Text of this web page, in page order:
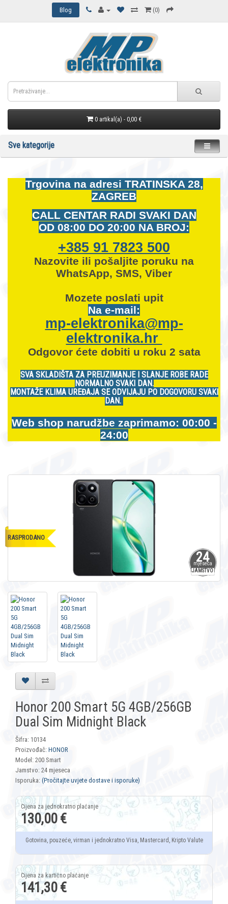
Blog (0)
0 artikal(a) - 0,00 €
Sve kategorije
Trgovina na adresi TRATINSKA 28,
ZAGREB
CALL CENTAR RADI SVAKI DAN
OD 08:00 DO 20:00 NA BROJ:
+385 91 7823 500
Nazovite ili pošaljite poruku na
WhatsApp, SMS, Viber
Mozete poslati upit
Na e-mail:
mp-elektronika@mp-
elektronika.hr
Odgovor ćete dobiti u roku 2 sata
SVA SKLADIŠTA ZA PREUZIMANJE I SLANJE ROBE RADE
NORMALNO SVAKI DAN.
MONTAŽE KLIMA UREĐAJA SE ODVIJAJU PO DOGOVORU SVAKI
DAN.
Web shop narudžbe zaprimamo: 00:00 -
24:00
24
mjeseca
JAMSTVO
RASPRODANO
Honor 200 Smart 5G 4GB/256GB
Dual Sim Midnight Black
Šifra: 10134
Proizvođač: HONOR
Model: 200 Smart
Jamstvo: 24 mjeseca
Isporuka: (Pročitajte uvjete dostave i isporuke)
130,00 €
Gotovina, pouzeće, virman i jednokratno Visa, Mastercard, Kripto Valute
141,30 €